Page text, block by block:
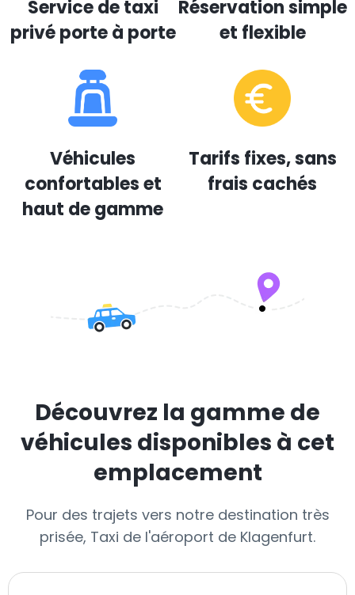
Service de taxi
privé porte à porte
Réservation simple
et flexible
Véhicules
confortables et
haut de gamme
Tarifs fixes, sans
frais cachés
Découvrez la gamme de
véhicules disponibles à cet
emplacement
Pour des trajets vers notre destination très
prisée, Taxi de l'aéroport de Klagenfurt.